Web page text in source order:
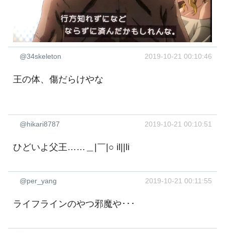
@34skeleton 2019-10-21 00:10:46
王の体、傷だらけやな
@hikari8787 2019-10-21 00:10:51
ひどいよ父王……＿|￣|○ il||li
@per_yang 2019-10-21 00:11:55
ライフラインのやつ邪魔や･･･